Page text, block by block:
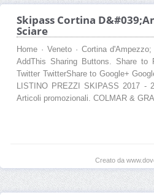
Skipass Cortina
Sciare
Home · Veneto · Cortina
AddThis Sharing Buttons. Share to
Twitter TwitterShare to Google+
LISTINO PREZZI SKIPASS 2017 -
Articoli promozionali. COLMAR &
Creato da